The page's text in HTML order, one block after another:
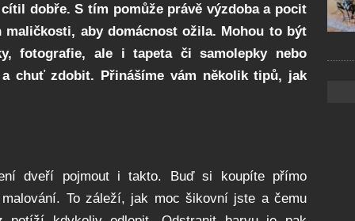
dobře. S tím pomůže právě výzdoba a pocit
aby domácnost ožila. Mohou to být
fotografie, ale i tapeta či samolepky nebo
chuť zdobit. Přinášíme vám několik tipů, jak
dveří pojmout i takto. Buď si koupíte přímo
To záleží, jak moc šikovní jste a čemu